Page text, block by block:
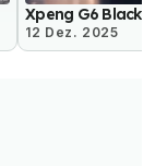
Xpeng G6 Black
12 Dez. 2025